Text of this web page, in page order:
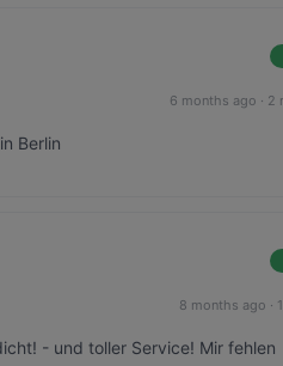
6 months ago · 2
Berlin
8 months ago ·
- und toller Service! Mir fehlen